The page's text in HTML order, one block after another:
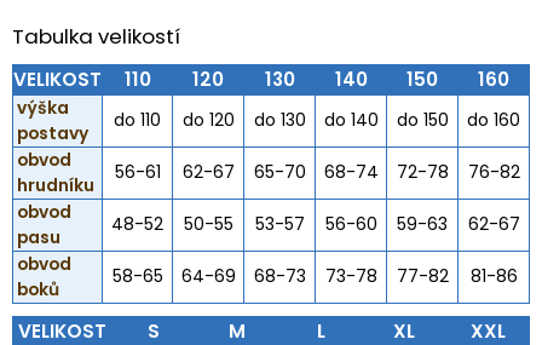
Tabulka velikostí
VELIKOST 110 120 130 140 150 160
výška
postavy
do 110 do 120 do 130 do 140 do 150
do 160
obvod
hrudníku
56-61 62-67 65-70 68-74 72-78
76-82
obvod
pasu
48-52 50-55 53-57 56-60 59-63
62-67
obvod
boků
58-65 64-69 68-73 73-78 77-82 81-86
VELIKOST S M L XL XXL